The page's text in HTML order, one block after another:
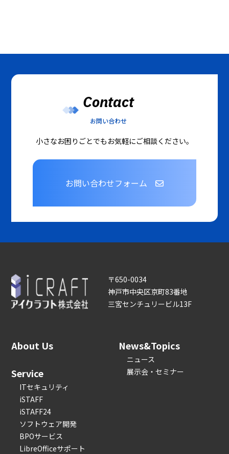
Contact
お問い合わせ
小さなお困りごとでもお気軽にご相談ください。
お問い合わせフォーム
〒650-0034
神戸市中央区京町83番地
三宮センチュリービル13F
About Us
Service
ITセキュリティ
iSTAFF
iSTAFF24
ソフトウェア開発
BPOサービス
LibreOfficeサポート
News&Topics
ニュース
展示会・セミナー